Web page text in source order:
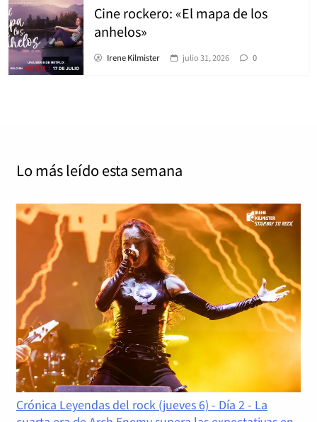
Cine rockero: «El mapa de los
anhelos»
Irene Kilmister julio 31, 2026 0
Lo más leído esta semana
Crónica Leyendas del rock (jueves 6) - Día 2 - La